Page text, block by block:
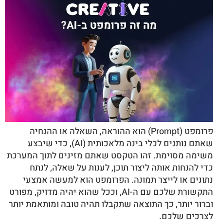
פרומפט (Prompt) הוא ההוראה, השאלה או ההנחיה
שאתם נותנים לכלי בינה מלאכותית (AI), כדי שיבצע
משימה מסוימת. זהו הטקסט שאתם מזינים לתוך המערכת
כדי להנחות אותה ליצור תוכן, לענות על שאלה, לנתח
נתונים או לייצר תמונה. הפרומפט הוא למעשה אמצעי
התקשורת שלכם עם ה-AI, וככל שהוא יהיה מדויק, מפורט
וברור יותר, כך התוצאה שתקבלו תהיה טובה ומותאמת יותר
לצרכים שלכם.